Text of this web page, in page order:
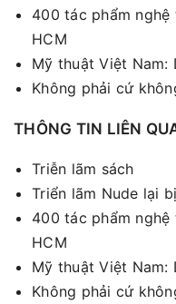
400 tác phẩm
HCM
Mỹ thuật Việt Nam:
Không phải cứ
THÔNG TIN LIÊN
Triễn lãm sách
Triển lãm Nude lại
400 tác phẩm
HCM
Mỹ thuật Việt Nam:
Không phải cứ